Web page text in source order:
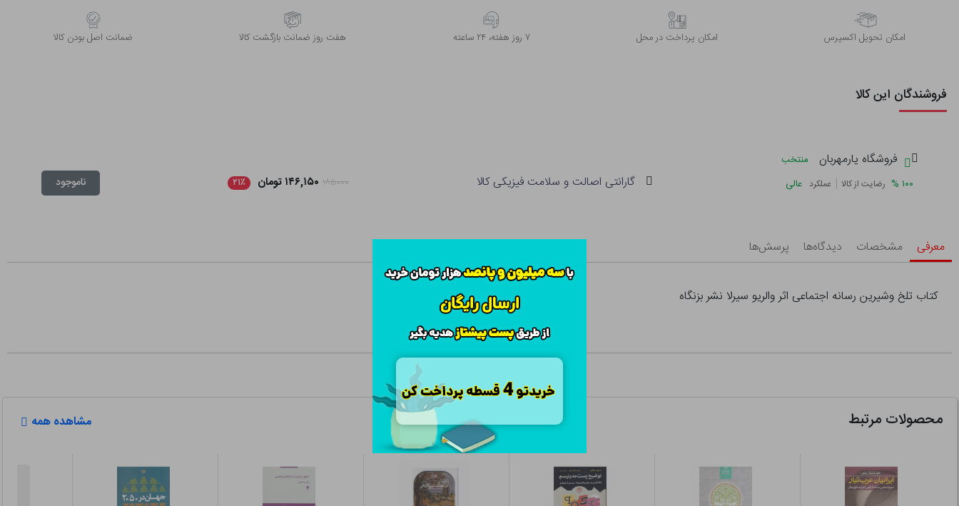
اﻣﮑﺎن ﺗﺤﻮﯾﻞ اﮐﺴﭙﺮس امکان پرداخت در محل ۷ روز ﻫﻔﺘﻪ، ۲۴ ﺳﺎﻋﺘﻪ هفت روز ضمانت بازگشت کالا ﺿﻤﺎﻧﺖ اﺻﻞ ﺑﻮدن ﮐﺎﻟﺎ
فروشندگان این کالا
فروشگاه یارمهربان
منتخب
۱۰۰ % رضایت از کالا | عملکرد عالی گارانتی اصالت و سلامت فیزیکی کالا ۱۸۵۰۰۰ ۱۴۶,۱۵۰ تومان ۲۱٪ ناموجود
معرفی مشخصات دیدگاه‌ها پرسش‌ها
کتاب تلخ وشیرین رسانه اجتماعی اثر والریو سیرلا نشر بزنگاه
محصولات مرتبط مشاهده همه